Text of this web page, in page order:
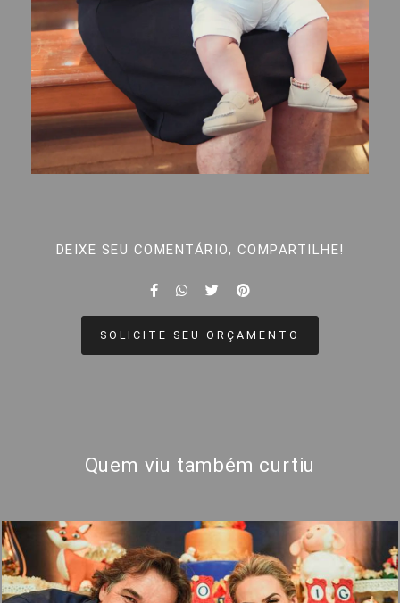
DEIXE SEU COMENTÁRIO, COMPARTILHE!
SOLICITE SEU ORÇAMENTO
Quem viu também curtiu